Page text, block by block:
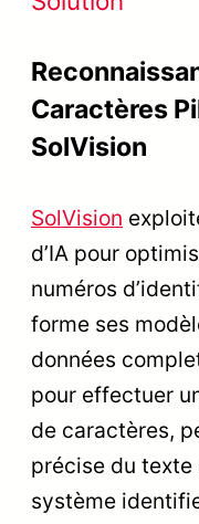
Caractères
SolVision
SolVision
d’IA pour
numéros
forme ses
données
pour effectuer
de caractères,
précise du
système